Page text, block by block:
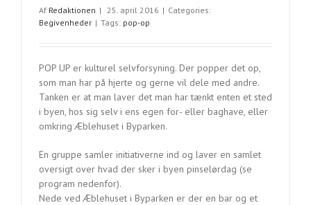
Af Redaktionen | 25. april 2016 | Categories:
Begivenheder | Tags: pop-op
POP UP er kulturel selvforsyning. Der popper det op,
som man har på hjerte og gerne vil dele med andre.
Tanken er at man laver det man har tænkt enten et sted
i byen, hos sig selv i ens egen for- eller baghave, eller
omkring Æblehuset i Byparken.
En gruppe samler initiativerne ind og laver en samlet
oversigt over hvad der sker i byen pinselørdag (se
program nedenfor).
Nede ved Æblehuset i Byparken er der en bar og et